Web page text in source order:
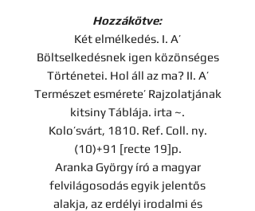
Hozzákötve:
Két elmélkedés. I. A’
Böltselkedésnek igen közönséges
Történetei. Hol áll az ma? II. A’
Természet esmérete’ Rajzolatjának
kitsiny Táblája. irta ~.
Kolo’svárt, 1810. Ref. Coll. ny.
(10)+91 [recte 19]p.
Aranka György író a magyar
felvilágosodás egyik jelentős
alakja, az erdélyi irodalmi és